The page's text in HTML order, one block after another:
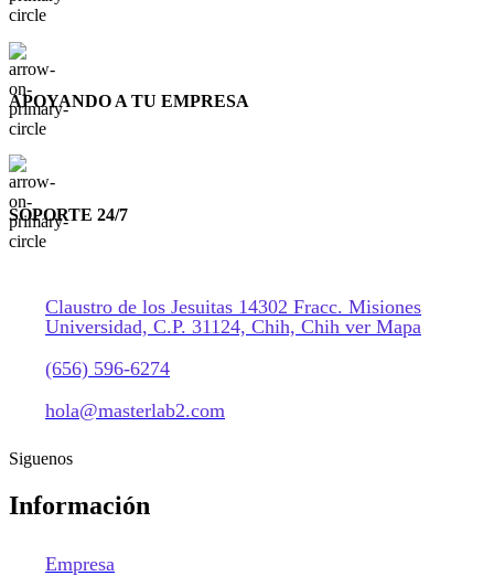
APOYANDO A TU EMPRESA
SOPORTE 24/7
Claustro de los Jesuitas 14302 Fracc. Misiones
Universidad, C.P. 31124, Chih, Chih ver Mapa
(656) 596-6274
hola@masterlab2.com
Siguenos
Información
Empresa